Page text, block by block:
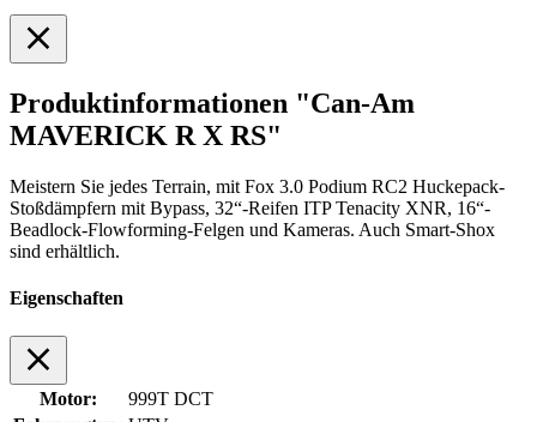
Produktinformationen "Can-Am
MAVERICK R X RS"
Meistern Sie jedes Terrain, mit Fox 3.0 Podium RC2 Huckepack-
Stoßdämpfern mit Bypass, 32“-Reifen ITP Tenacity XNR, 16“-
Beadlock-Flowforming-Felgen und Kameras. Auch Smart-Shox
sind erhältlich.
Eigenschaften
Motor:
999T DCT